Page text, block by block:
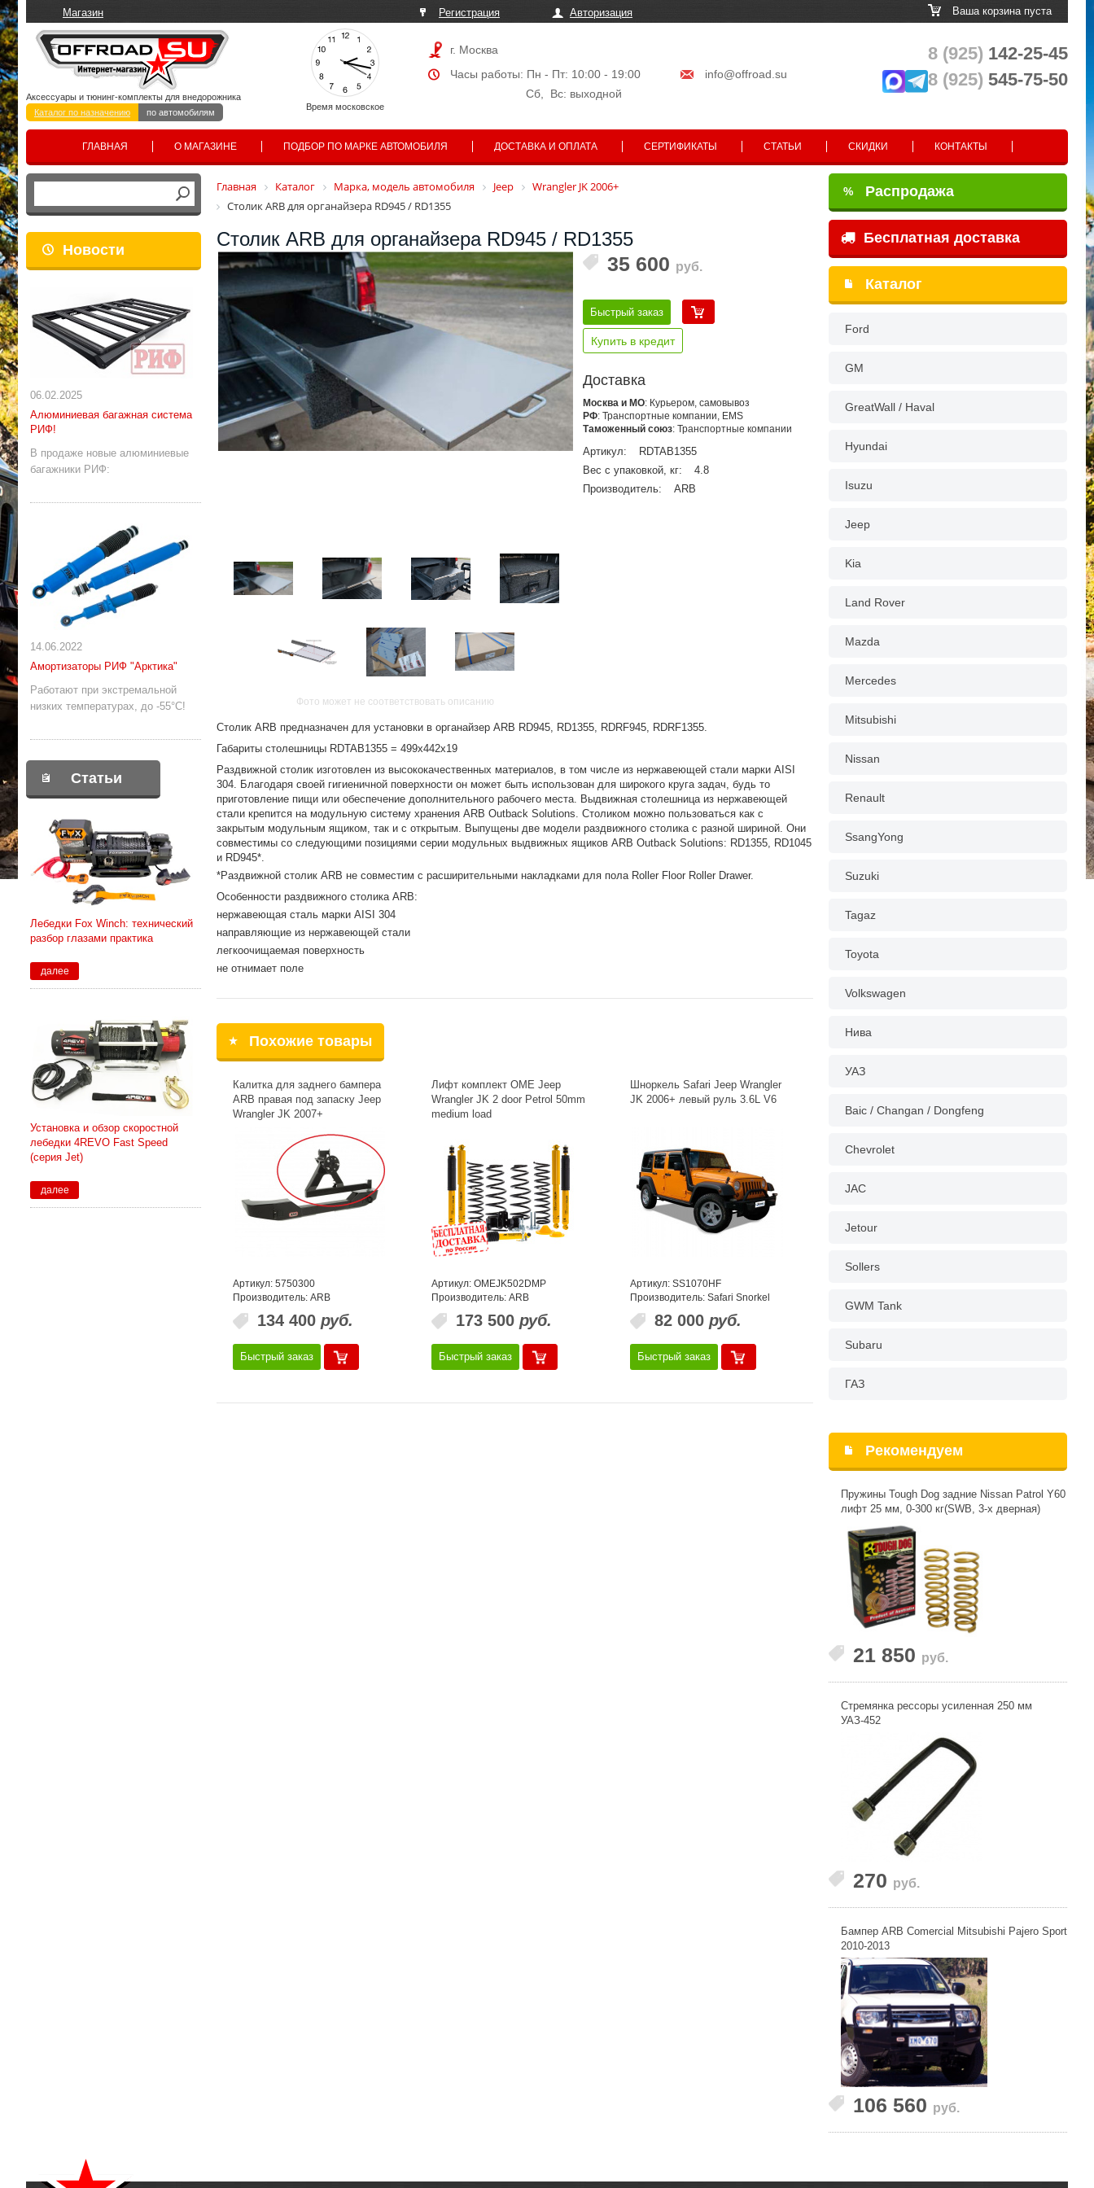
Магазин Регистрация Авторизация Ваша корзина пуста
Время московское
Аксессуары и тюнинг-комплекты для внедорожника
Каталог по назначению
по автомобилям
г. Москва
Часы работы: Пн - Пт: 10:00 - 19:00
info@offroad.su
Сб, Вс: выходной
8 (925) 142-25-45
8 (925) 545-75-50
ГЛАВНАЯ О МАГАЗИНЕ ПОДБОР ПО МАРКЕ АВТОМОБИЛЯ ДОСТАВКА И ОПЛАТА СЕРТИФИКАТЫ СТАТЬИ СКИДКИ КОНТАКТЫ
Новости
06.02.2025
Алюминиевая багажная система
РИФ!
В продаже новые алюминиевые
багажники РИФ:
14.06.2022
Амортизаторы РИФ "Арктика"
Работают при экстремальной
низких температурах, до -55°С!
Статьи
Лебедки Fox Winch: технический
разбор глазами практика
далее
Установка и обзор скоростной
лебедки 4REVO Fast Speed
(серия Jet)
далее
Главная Каталог Марка, модель автомобиля Jeep
Wrangler JK 2006+
Столик ARB для органайзера RD945 / RD1355
Столик ARB для органайзера RD945 / RD1355
Фото может не соответствовать описанию
35 600 руб.
Быстрый заказ
Купить в кредит
Доставка
Москва и МО: Курьером, самовывоз
РФ: Транспортные компании, EMS
Таможенный союз: Транспортные компании
Артикул:
RDTAB1355
Вес с упаковкой, кг:
4.8
Производитель:
ARB
Столик ARB предназначен для установки в органайзер ARB RD945, RD1355, RDRF945, RDRF1355.
Габариты столешницы RDTAB1355 = 499x442x19
Раздвижной столик изготовлен из высококачественных материалов, в том числе из нержавеющей стали марки AISI
304. Благодаря своей гигиеничной поверхности он может быть использован для широкого круга задач, будь то
приготовление пищи или обеспечение дополнительного рабочего места. Выдвижная столешница из нержавеющей
стали крепится на модульную систему хранения ARB Outback Solutions. Столиком можно пользоваться как с
закрытым модульным ящиком, так и с открытым. Выпущены две модели раздвижного столика с разной шириной. Они
совместимы со следующими позициями серии модульных выдвижных ящиков ARB Outback Solutions: RD1355, RD1045
и RD945*.
*Раздвижной столик ARB не совместим с расширительными накладками для пола Roller Floor Roller Drawer.
Особенности раздвижного столика ARB:
нержавеющая сталь марки AISI 304
направляющие из нержавеющей стали
легкоочищаемая поверхность
не отнимает поле
Похожие товары
Калитка для заднего бампера
ARB правая под запаску Jeep
Wrangler JK 2007+
Артикул: 5750300
Производитель: ARB
134 400 руб.
Быстрый заказ
Лифт комплект OME Jeep
Wrangler JK 2 door Petrol 50mm
medium load
Артикул: OMEJK502DMP
Производитель: ARB
173 500 руб.
Быстрый заказ
Шноркель Safari Jeep Wrangler
JK 2006+ левый руль 3.6L V6
Артикул: SS1070HF
Производитель: Safari Snorkel
82 000 руб.
Быстрый заказ
% Распродажа
Бесплатная доставка
Каталог
Ford
GM
GreatWall / Haval
Hyundai
Isuzu
Jeep
Kia
Land Rover
Mazda
Mercedes
Mitsubishi
Nissan
Renault
SsangYong
Suzuki
Tagaz
Toyota
Volkswagen
Нива
УАЗ
Baic / Changan / Dongfeng
Chevrolet
JAC
Jetour
Sollers
GWM Tank
Subaru
ГАЗ
Рекомендуем
Пружины Tough Dog задние Nissan Patrol Y60
лифт 25 мм, 0-300 кг(SWB, 3-х дверная)
21 850 руб.
Стремянка рессоры усиленная 250 мм
УАЗ-452
270 руб.
Бампер ARB Comercial Mitsubishi Pajero Sport
2010-2013
106 560 руб.